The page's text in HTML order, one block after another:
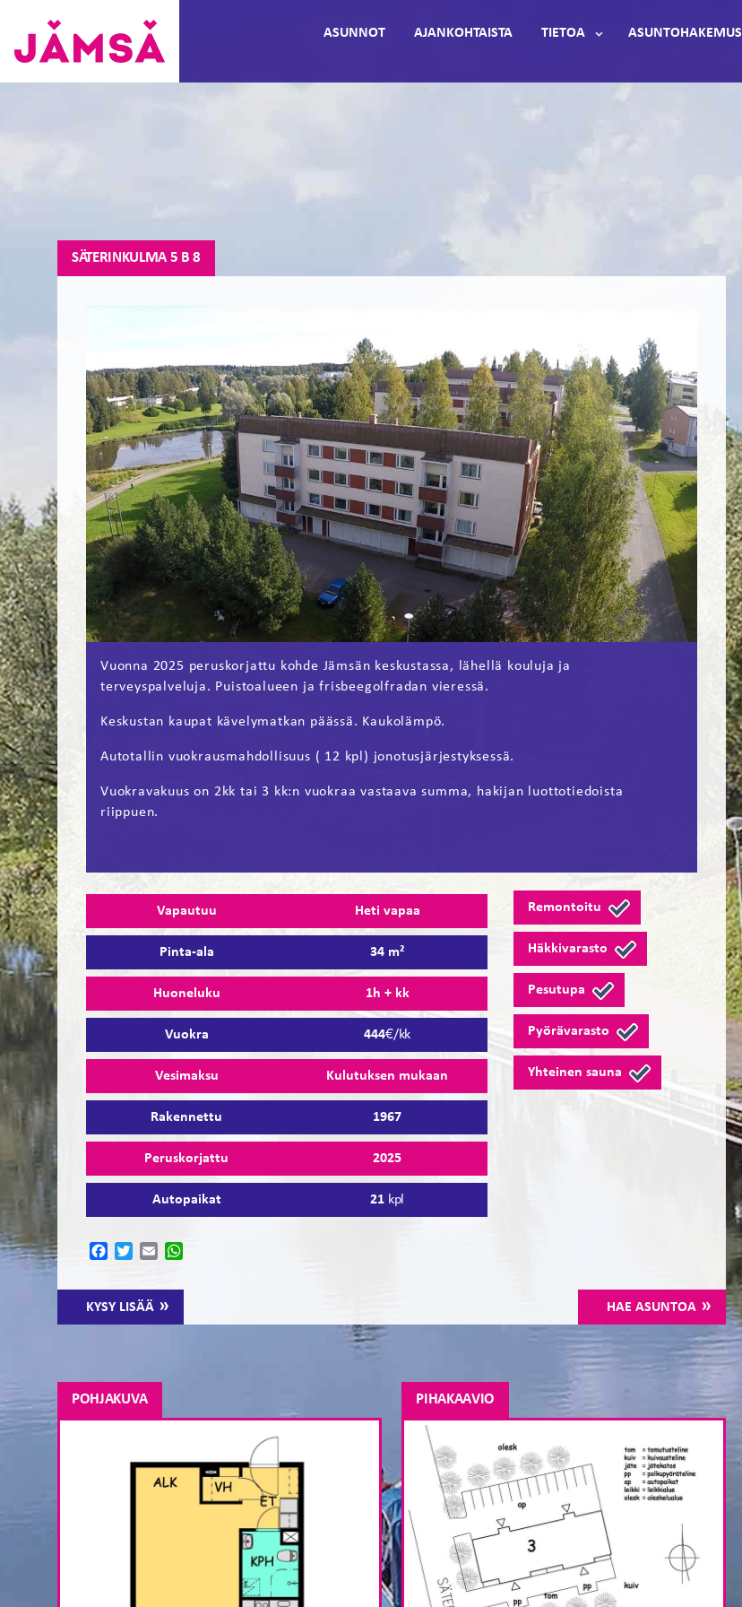
sisältöön
ASUNNOT AJANKOHTAISTA TIETOA ASUNTOHAKEMUS
SÄTERINKULMA 5 B 8
Vuonna 2025 peruskorjattu kohde Jämsän keskustassa, lähellä kouluja ja
terveyspalveluja. Puistoalueen ja frisbeegolfradan vieressä.
Keskustan kaupat kävelymatkan päässä. Kaukolämpö.
Autotallin vuokrausmahdollisuus ( 12 kpl) jonotusjärjestyksessä.
Vuokravakuus on 2kk tai 3 kk:n vuokraa vastaava summa, hakijan luottotiedoista
riippuen.
Vapautuu Heti vapaa
Pinta-ala 34 m²
Huoneluku 1h + kk
Vuokra 444€/kk
Vesimaksu Kulutuksen mukaan
Rakennettu 1967
Peruskorjattu 2025
Autopaikat 21kpl
Remontoitu
Häkkivarasto
Pesutupa
Pyörävarasto
Yhteinen sauna
KYSY LISÄÄ HAE ASUNTOA
FacebookTwitterEmail
POHJAKUVA PIHAKAAVIO